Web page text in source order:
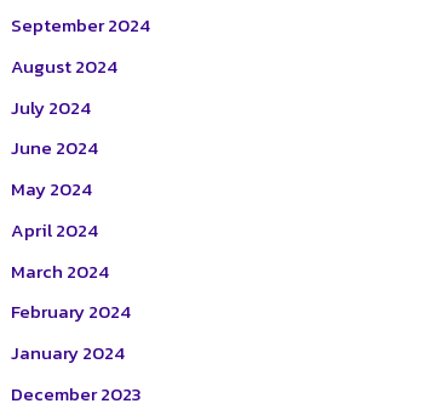
September 2024
August 2024
July 2024
June 2024
May 2024
April 2024
March 2024
February 2024
January 2024
December 2023